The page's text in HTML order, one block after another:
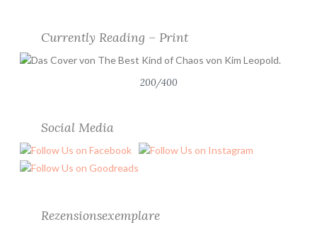
Currently Reading – Print
200/400
Social Media
Rezensionsexemplare